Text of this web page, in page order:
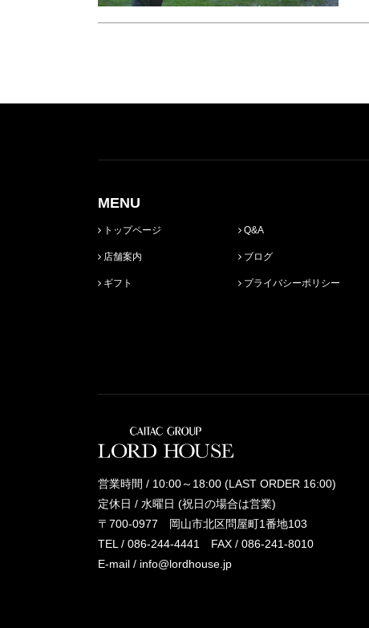
MENU
トップページ
店舗案内
ギフト
Q&A
ブログ
プライバシーポリシー
営業時間 / 10:00～18:00 (LAST ORDER 16:00)
定休日 / 水曜日 (祝日の場合は営業)
〒700-0977 岡山市北区問屋町1番地103
TEL / 086-244-4441
FAX / 086-241-8010
E-mail / info@lordhouse.jp